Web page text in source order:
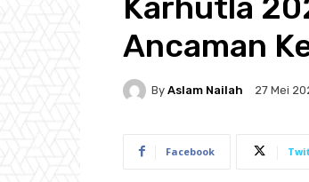
Ancaman
By Aslam Nailah 27 Mei
Facebook